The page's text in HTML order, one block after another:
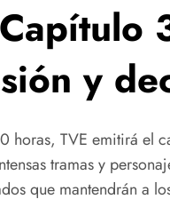
y
horas, TVE emitirá el
tramas y
que mantendrán a